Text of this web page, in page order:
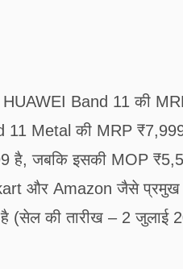
HUAWEI Band 11 की
11 Metal की MRP
जबकि इसकी MOP
और Amazon जैसे प्रमुख
(सेल की तारीख – 2 जुलाई